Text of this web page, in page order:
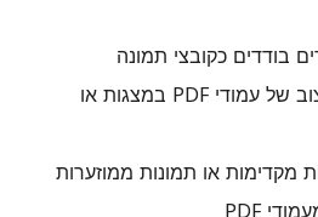
בודדים כקובצי תמונה
שימוש בעיצוב של עמודי PDF במצגות או
מקדימות או תמונות ממוזערות